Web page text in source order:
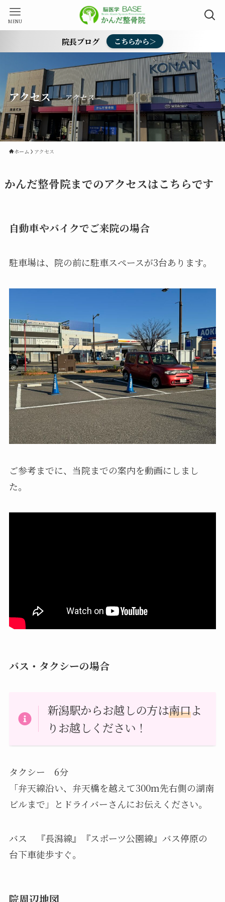
MENU
院長ブログ こちらから＞
アクセス – アクセス –
ホーム アクセス
かんだ整骨院までのアクセスはこちらです
自動車やバイクでご来院の場合
駐車場は、院の前に駐車スペースが3台あります。
ご参考までに、当院までの案内を動画にしまし
た。
バス・タクシーの場合
新潟駅からお越しの方は南口よ
りお越しください！
タクシー 6分
「弁天線沿い、弁天橋を越えて300m先右側の湖南
ビルまで」とドライバーさんにお伝えください。
バス 『長潟線』『スポーツ公園線』バス停原の
台下車徒歩すぐ。
院周辺地図